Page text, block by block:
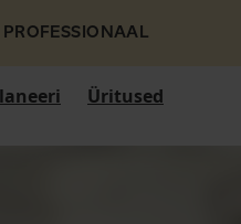
PROFESSIONAAL
Üritused